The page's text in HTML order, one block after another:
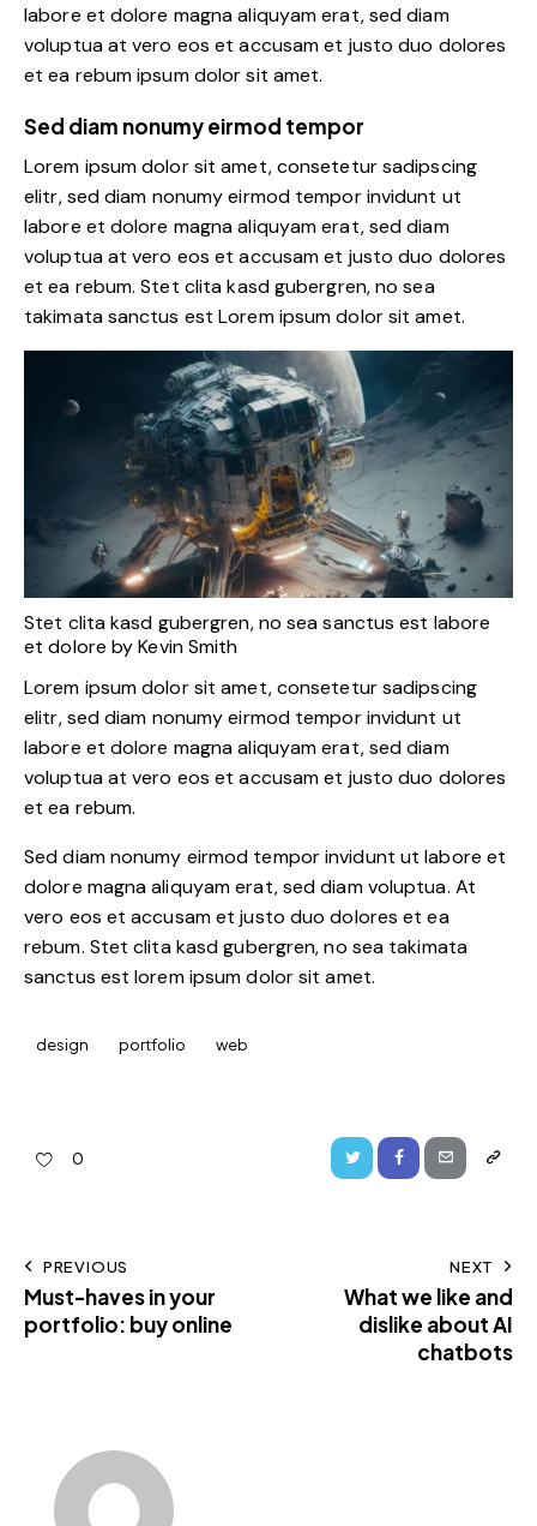
labore et dolore magna aliquyam erat, sed diam
voluptua at vero eos et accusam et justo duo dolores
et ea rebum ipsum dolor sit amet.
Sed diam nonumy eirmod tempor
Lorem ipsum dolor sit amet, consetetur sadipscing
elitr, sed diam nonumy eirmod tempor invidunt ut
labore et dolore magna aliquyam erat, sed diam
voluptua at vero eos et accusam et justo duo dolores
et ea rebum. Stet clita kasd gubergren, no sea
takimata sanctus est Lorem ipsum dolor sit amet.
Stet clita kasd gubergren, no sea sanctus est labore
et dolore byKevin Smith
Lorem ipsum dolor sit amet, consetetur sadipscing
elitr, sed diam nonumy eirmod tempor invidunt ut
labore et dolore magna aliquyam erat, sed diam
voluptua at vero eos et accusam et justo duo dolores
et ea rebum.
Sed diam nonumy eirmod tempor invidunt ut labore et
dolore magna aliquyam erat, sed diam voluptua. At
vero eos et accusam et justo duo dolores et ea
rebum. Stet clita kasd gubergren, no sea takimata
sanctus est lorem ipsum dolor sit amet.
design portfolio web
0
PREVIOUS
Must-haves in your
portfolio: buy online
NEXT
What we like and
dislike about AI
chatbots